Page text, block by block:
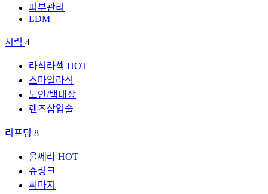
피부관리
LDM
시력 4
라식라섹 HOT
스마일라식
노안/백내장
렌즈삽입술
리프팅 8
울쎄라 HOT
슈링크
써마지